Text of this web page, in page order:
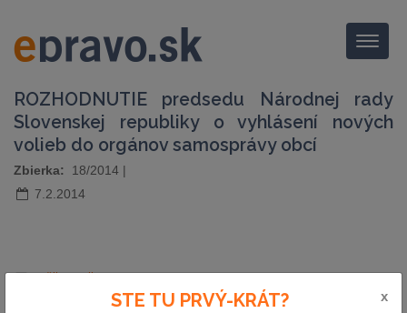
Menu
ROZHODNUTIE predsedu Národnej rady
Slovenskej republiky o vyhlásení nových
volieb do orgánov samosprávy obcí
Zbierka: 18/2014 |
7.2.2014
pošli e-mailom
STE TU PRVÝ-KRÁT? x